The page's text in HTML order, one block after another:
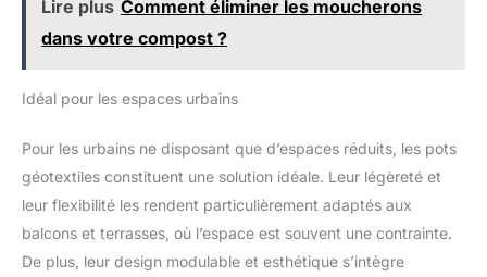
Lire plus Comment éliminer les moucherons
dans votre compost ?
Idéal pour les espaces urbains
Pour les urbains ne disposant que d’espaces réduits, les pots
géotextiles constituent une solution idéale. Leur légèreté et
leur flexibilité les rendent particulièrement adaptés aux
balcons et terrasses, où l’espace est souvent une contrainte.
De plus, leur design modulable et esthétique s’intègre